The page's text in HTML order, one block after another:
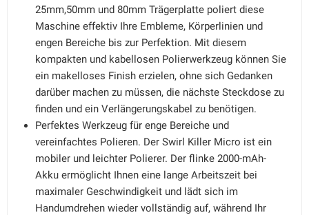
25mm,50mm und 80mm Trägerplatte poliert diese
Maschine effektiv Ihre Embleme, Körperlinien und
engen Bereiche bis zur Perfektion. Mit diesem
kompakten und kabellosen Polierwerkzeug können Sie
ein makelloses Finish erzielen, ohne sich Gedanken
darüber machen zu müssen, die nächste Steckdose zu
finden und ein Verlängerungskabel zu benötigen.
Perfektes Werkzeug für enge Bereiche und
vereinfachtes Polieren. Der Swirl Killer Micro ist ein
mobiler und leichter Polierer. Der flinke 2000-mAh-
Akku ermöglicht Ihnen eine lange Arbeitszeit bei
maximaler Geschwindigkeit und lädt sich im
Handumdrehen wieder vollständig auf, während Ihr